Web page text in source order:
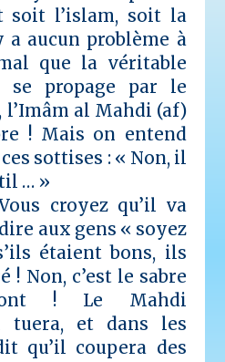
soit l’islam, soit la
a aucun problème à
que la véritable
se propage par le
l’Imâm al Mahdi (af)
! Mais on entend
sottises : « Non, il
… »
croyez qu’il va
aux gens « soyez
étaient bons, ils
! Non, c’est le sabre
! Le Mahdi
tuera, et dans les
qu’il coupera des